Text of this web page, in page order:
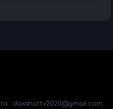
: daxshattv2020@gmail.com